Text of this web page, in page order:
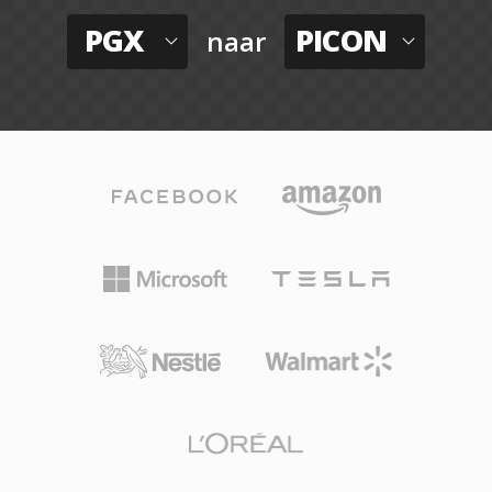
PGX naar PICON